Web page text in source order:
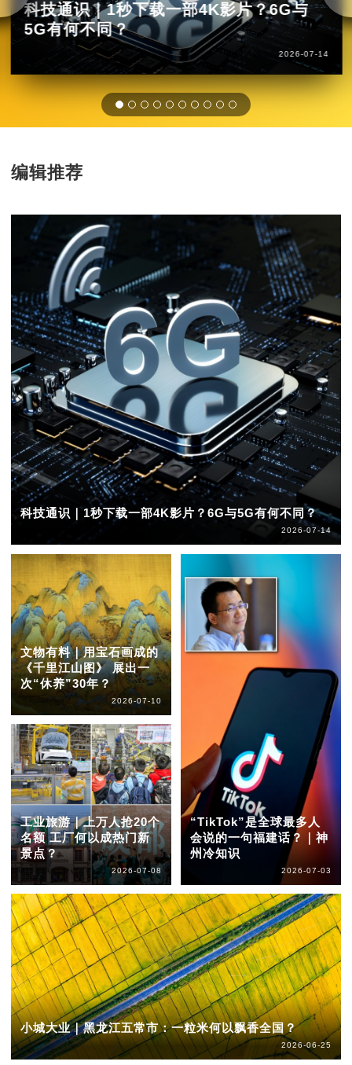
科技通识｜1秒下载一部4K影片？6G与
5G有何不同？
2026-07-14
编辑推荐
科技通识｜1秒下载一部4K影片？6G与5G有何不同？
2026-07-14
文物有料｜用宝石画成的
《千里江山图》 展出一
次“休养”30年？
2026-07-10
工业旅游｜上万人抢20个
名额 工厂何以成热门新
景点？
2026-07-08
“TikTok”是全球最多人
会说的一句福建话？｜神
州冷知识
2026-07-03
小城大业｜黑龙江五常市：一粒米何以飘香全国？
2026-06-25